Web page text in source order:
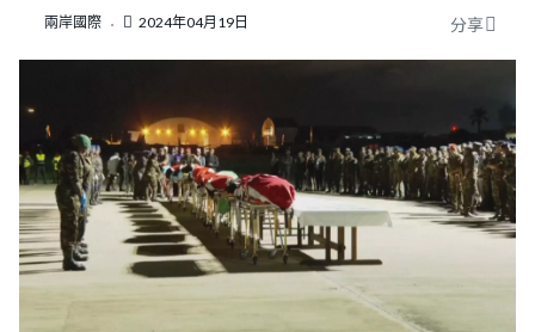
兩岸國際 2024年04月19日 分享